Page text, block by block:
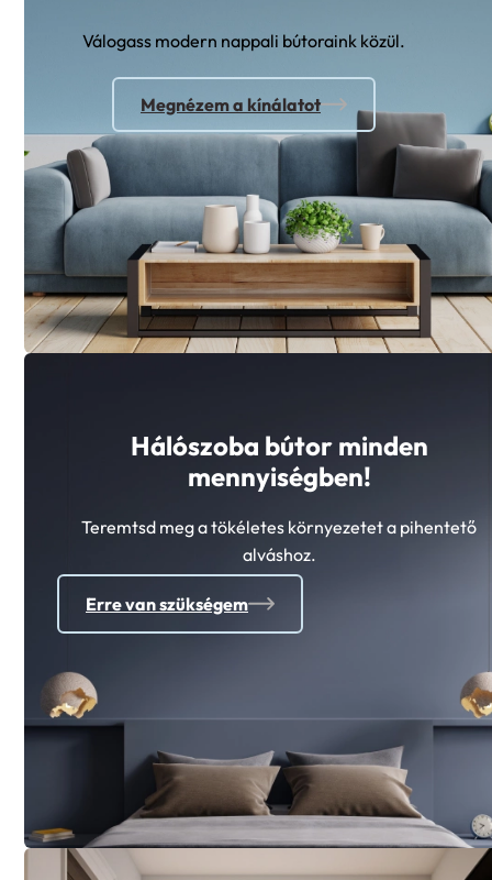
Válogass modern nappali bútoraink közül.
Megnézem a kínálatot
Hálószoba bútor minden
mennyiségben!
Teremtsd meg a tökéletes környezetet a pihentető
alváshoz.
Erre van szükségem